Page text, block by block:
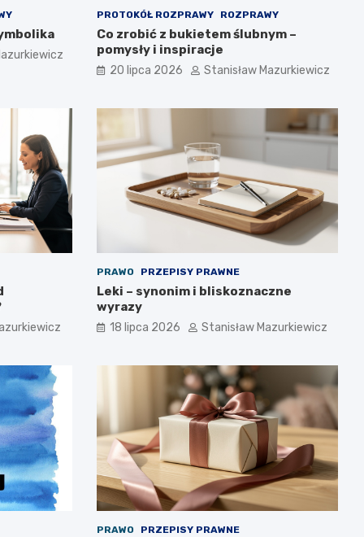
PROTOKÓŁ ROZPRAWY ROZPRAWY
Co zrobić z bukietem ślubnym –
pomysły i inspiracje
20 lipca 2026 Stanisław Mazurkiewicz
PRAWO PRZEPISY PRAWNE
Leki – synonim i bliskoznaczne
wyrazy
18 lipca 2026 Stanisław Mazurkiewicz
PRAWO PRZEPISY PRAWNE